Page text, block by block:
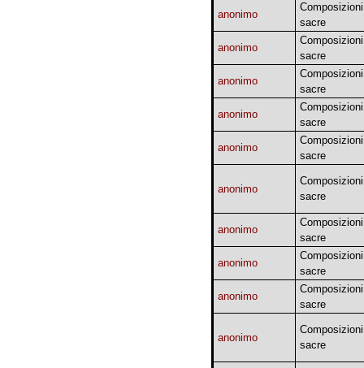
anonimo
Composizioni
sacre
anonimo
Composizioni
sacre
anonimo
Composizioni
sacre
anonimo
Composizioni
sacre
anonimo
Composizioni
sacre
anonimo
Composizioni
sacre
anonimo
Composizioni
sacre
anonimo
Composizioni
sacre
anonimo
Composizioni
sacre
anonimo
Composizioni
sacre